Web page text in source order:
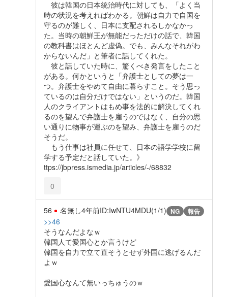
彼は韓国の日本統治時代に対しても、「よく当
時の状況を考えればわかる。朝鮮は自力で自国を
守るのが難しく、日本に支配されるしかなかっ
た。当時の朝鮮王が無能だっただけの話で、韓国
の教科書はほとんど虚偽。でも、みんなそれがわ
からないんだ」と筆者に話してくれた。
彼と話していた時に、驚くべき発言をしたこと
がある。何かというと「弁護士としての夢は一
つ。弁護士をやめて自由に暮らすこと。そう思っ
ているのは自分だけではない」というのだ。韓国
人のクライアントはもめ事を法的に解決してくれ
るのを望んで弁護士を雇うのではなく、自分の思
い通りに物事が運ぶのを望み、弁護士を雇うのだ
そうだ。
もう仕事は社員に任せて、日本の語学学校に留
学する予定だと話していた。》
ttps://jbpress.ismedia.jp/articles/-/68832
0
56 名無し4年前ID:IwNTU4MDU(1/1) NG 報告
>>46
そうなんだよなｗ
韓国人て愛国心とか言うけど
韓国を自力で立て直そうとせず外国に逃げるんだ
よｗ
愛国心なんて無いっちゅうのｗ